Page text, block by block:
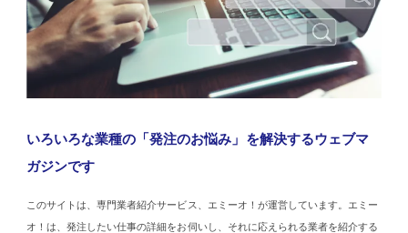
いろいろな業種の「発注のお悩み」を解決するウェブマ
ガジンです
このサイトは、専門業者紹介サービス、エミーオ！が運営しています。エミー
オ！は、発注したい仕事の詳細をお伺いし、それに応えられる業者を紹介する